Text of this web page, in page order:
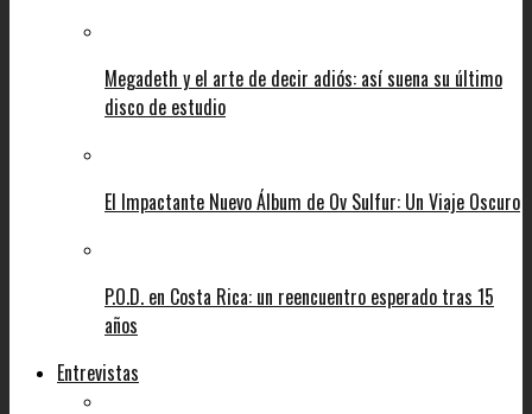
Megadeth y el arte de decir adiós: así suena su último
disco de estudio
El Impactante Nuevo Álbum de Ov Sulfur: Un Viaje Oscuro
P.O.D. en Costa Rica: un reencuentro esperado tras 15
años
Entrevistas